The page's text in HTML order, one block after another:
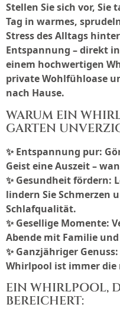
Stellen Sie sich vor, Sie
Tag in warmes,
Stress des Alltags
Entspannung – direkt
einem hochwertigen
private Wohlfühloase
nach Hause.
WARUM EIN
GARTEN
✨Entspannung pur:
Geist eine Auszeit –
✨Gesundheit fördern:
lindern Sie Schmerzen
Schlafqualität.
✨Gesellige Momente:
Abende mit Familie
✨Ganzjähriger Genuss:
Whirlpool ist immer die
EIN WHIRLPOOL,
BEREICHERT: